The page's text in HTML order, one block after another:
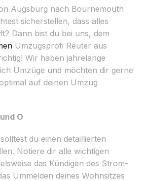
Augsburg nach Bournemouth
sicherstellen, dass alles
Dann bist du bei uns, dem
Umzugsprofi Reuter aus
Wir haben jahrelange
Umzüge und möchten dir gerne
auf deinen Umzug
O
du einen detaillierten
Notiere dir alle wichtigen
das Kündigen des Strom-
Ummelden deines Wohnsitzes